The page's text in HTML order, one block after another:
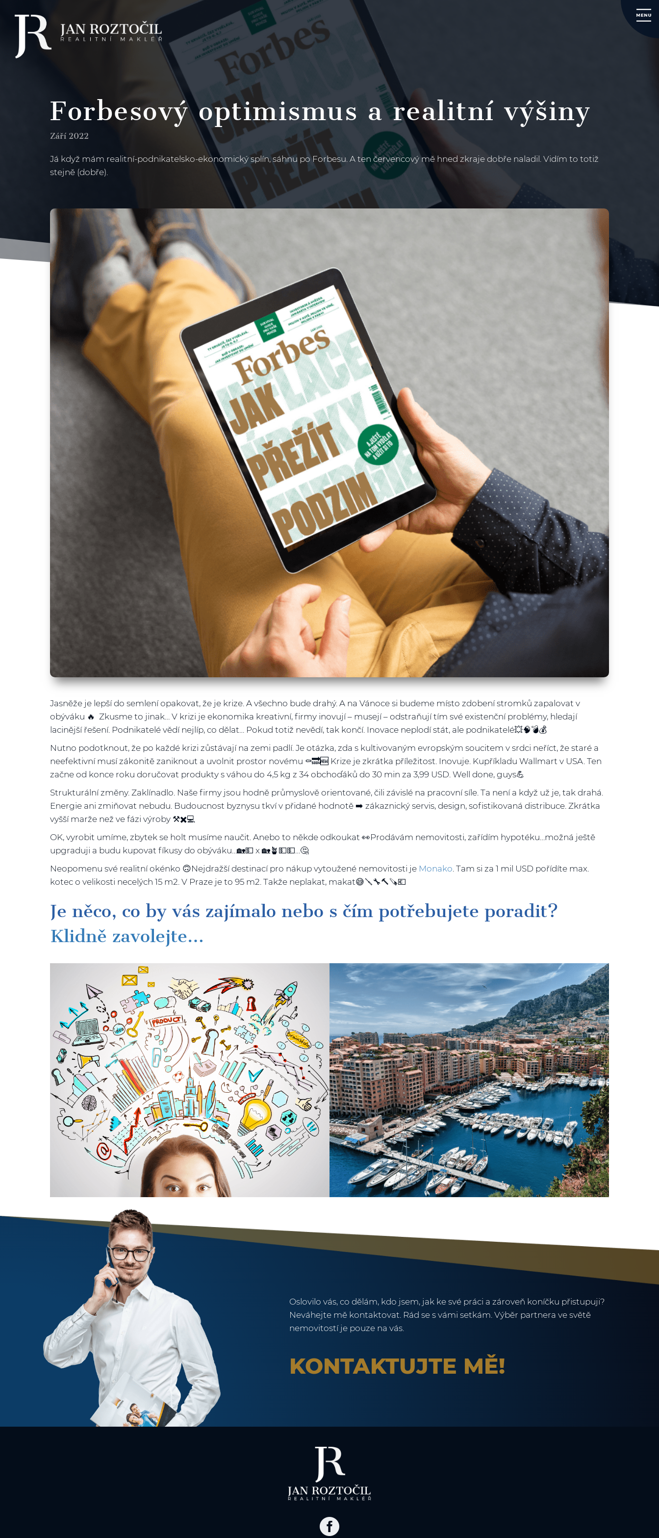
Forbesový optimismus a realitní výšiny
Září 2022
Já když mám realitní-podnikatelsko-ekonomický splín, sáhnu po Forbesu. A ten červencový mě hned zkraje dobře naladil. Vidím to totiž
stejně (dobře).
Jasněže je lepší do semlení opakovat, že je krize. A všechno bude drahý. A na Vánoce si budeme místo zdobení stromků zapalovat v
obýváku 🔥 Zkusme to jinak… V krizi je ekonomika kreativní, firmy inovují – musejí – odstraňují tím své existenční problémy, hledají
lacinější řešení. Podnikatelé vědí nejlíp, co dělat… Pokud totiž nevědí, tak končí. Inovace neplodí stát, ale podnikatelé💥🧠💣💰
Nutno podotknout, že po každé krizi zůstávají na zemi padlí. Je otázka, zda s kultivovaným evropským soucitem v srdci neříct, že staré a
neefektivní musí zákonitě zaniknout a uvolnit prostor novému ⚰️🔜🆕 Krize je zkrátka příležitost. Inovuje. Kupříkladu Wallmart v USA. Ten
začne od konce roku doručovat produkty s váhou do 4,5 kg z 34 obchoďáků do 30 min za 3,99 USD. Well done, guys💪
Strukturální změny. Zaklínadlo. Naše firmy jsou hodně průmyslově orientované, čili závislé na pracovní síle. Ta není a když už je, tak drahá.
Energie ani zmiňovat nebudu. Budoucnost byznysu tkví v přidané hodnotě ➡️ zákaznický servis, design, sofistikovaná distribuce. Zkrátka
vyšší marže než ve fázi výroby ⚒✖️💻
OK, vyrobit umíme, zbytek se holt musíme naučit. Anebo to někde odkoukat 👀Prodávám nemovitosti, zařídím hypotéku…možná ještě
upgraduji a budu kupovat fíkusy do obýváku…🏡💵 x 🏡🪴💵💵…🤔
Neopomenu své realitní okénko 🙃Nejdražší destinací pro nákup vytoužené nemovitosti je Monako . Tam si za 1 mil USD pořídíte max.
kotec o velikosti necelých 15 m2. V Praze je to 95 m2. Takže neplakat, makat😅🪛🔧🔨🪚💶
Je něco, co by vás zajímalo nebo s čím potřebujete poradit?
Klidně zavolejte…
Oslovilo vás, co dělám, kdo jsem, jak ke své práci a zároveň koníčku přistupuji?
Neváhejte mě kontaktovat. Rád se s vámi setkám. Výběr partnera ve světě
nemovitostí je pouze na vás.
KONTAKTUJTE MĚ!
